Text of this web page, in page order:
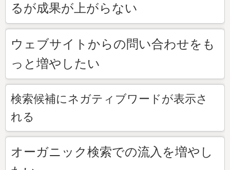
るが成果が上がらない
ウェブサイトからの問い合わせをも
っと増やしたい
検索候補にネガティブワードが表示さ
れる
オーガニック検索での流入を増やし